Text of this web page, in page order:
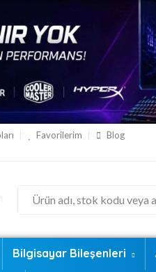
Favorilerim Blog
Bilgisayar Bileşenleri